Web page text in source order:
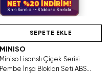
NET %20 İNDİRİM!
Sınırlı Sürelidir • Stoklarla Sınırlıdır
SEPETE EKLE
MINISO
Miniso Lisanslı Çiçek Serisi
Pembe İnşa Blokları Seti ABS